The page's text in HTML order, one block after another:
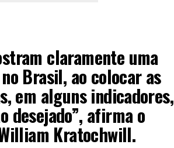
claramente uma
Brasil, ao colocar as
em alguns indicadores,
desejado”, afirma o
Kratochwill.